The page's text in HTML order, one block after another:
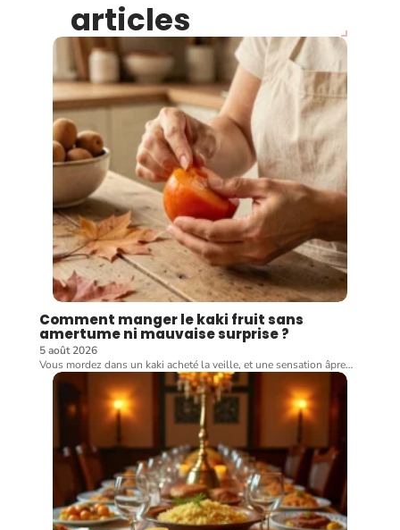
articles
Comment manger le kaki fruit sans
amertume ni mauvaise surprise ?
5 août 2026
Vous mordez dans un kaki acheté la veille, et une sensation âpre…